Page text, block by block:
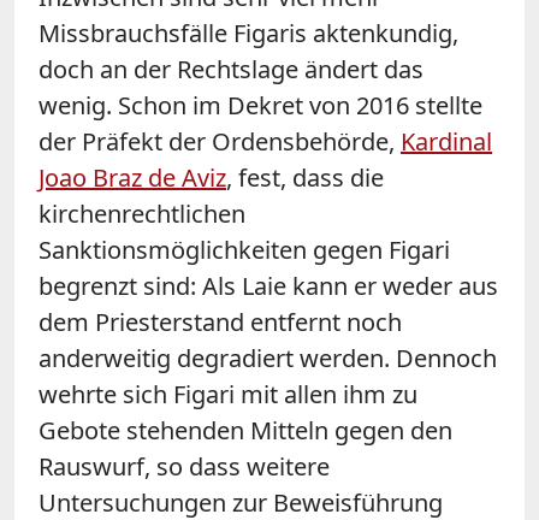
Missbrauchsfälle Figaris aktenkundig,
doch an der Rechtslage ändert das
wenig. Schon im Dekret von 2016 stellte
der Präfekt der Ordensbehörde, Kardinal
Joao Braz de Aviz, fest, dass die
kirchenrechtlichen
Sanktionsmöglichkeiten gegen Figari
begrenzt sind: Als Laie kann er weder aus
dem Priesterstand entfernt noch
anderweitig degradiert werden. Dennoch
wehrte sich Figari mit allen ihm zu
Gebote stehenden Mitteln gegen den
Rauswurf, so dass weitere
Untersuchungen zur Beweisführung